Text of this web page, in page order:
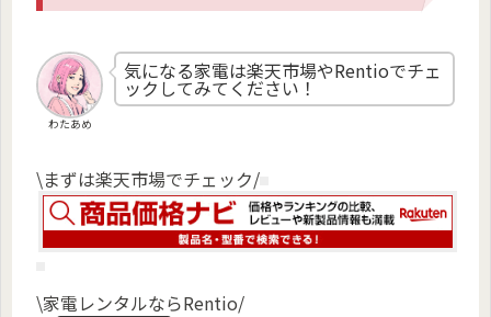
わたあめ
気になる家電は楽天市場やRentioでチェ
ックしてみてください！
\まずは楽天市場でチェック/
\家電レンタルならRentio/